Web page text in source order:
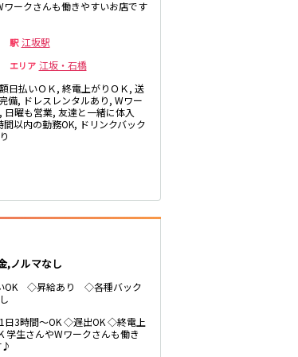
ワークさんも働きやすいお店です
駅 江坂駅
エリア 江坂・石橋
日払いＯＫ, 終電上がりＯＫ, 送
備, ドレスレンタルあり, Wワー
日曜も営業, 友達と一緒に体入
以内の勤務OK, ドリンクバック
,ノルマなし
OK ◇昇給あり ◇各種バック
日3時間～OK ◇遅出OK ◇終電上
生さんやWワークさんも働き
♪